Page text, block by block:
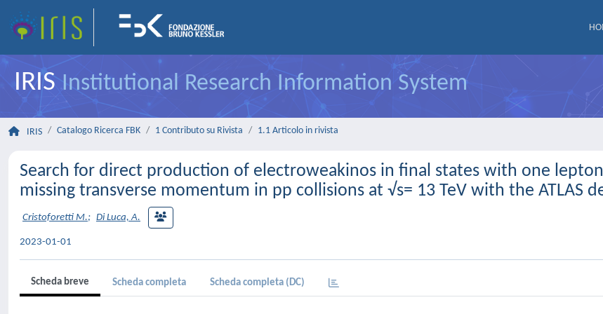
IRISInstitutional Research Information System
IRIS Catalogo Ricerca FBK 1 Contributo su Rivista 1.1 Articolo in rivista
Search for direct production of electroweakinos in final states with one
missing transverse momentum in pp collisions at √s= 13 TeV with the ATLAS
Cristoforetti M.; Di Luca, A.
2023-01-01
Scheda breve Scheda completa Scheda completa (DC)